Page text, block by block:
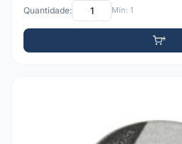
Quantidade: Mín: 1